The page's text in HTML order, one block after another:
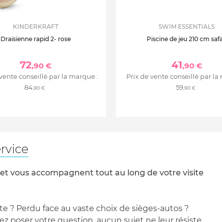
KINDERKRAFT
Draisienne rapid 2- rose
72,90 €
conseillé par la marque :
84,90 €
SWIM ESSENTIALS
Piscine de jeu 210 cm
41,90 €
Prix de vente conseillé par la
59,90 €
vous accompagnent tout au long de votre visite
Perdu face au vaste choix de sièges-autos ?